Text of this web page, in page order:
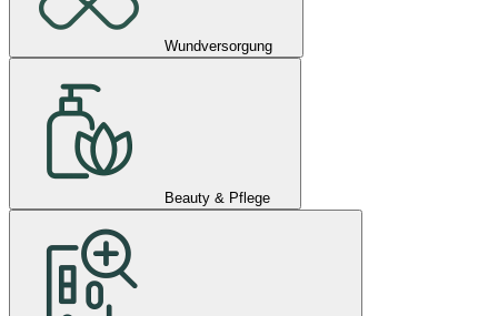
Wundversorgung
Beauty & Pflege